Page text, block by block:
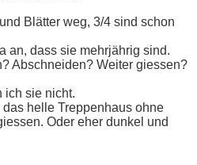
Blätter weg, 3/4 sind schon
an, dass sie mehrjährig sind.
Abschneiden? Weiter giessen?
ich sie nicht.
helle Treppenhaus ohne
Oder eher dunkel und